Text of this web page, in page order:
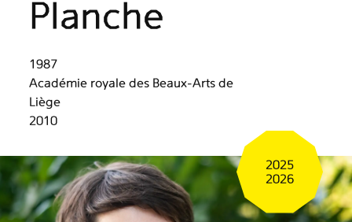
Planche
2025
2026
1987
Académie royale des Beaux-Arts de
Liège
2010